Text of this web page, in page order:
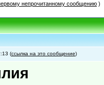
непрочитанному сообщению)
(ссылка на это сообщение)